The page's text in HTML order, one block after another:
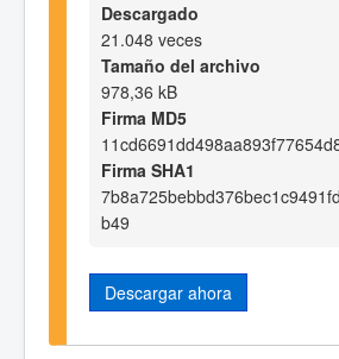
Descargado
21.048 veces
Tamaño del archivo
978,36 kB
Firma MD5
Firma SHA1
b49
Descargar ahora